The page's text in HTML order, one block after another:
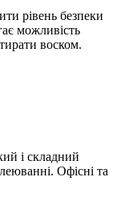
рівень безпеки
можливість
воском.
і складний
Офісні та